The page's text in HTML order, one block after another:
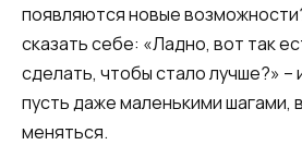
появляются новые
сказать себе: «Ладно, вот так
сделать, чтобы стало лучше?» –
пусть даже маленькими шагами,
меняться.